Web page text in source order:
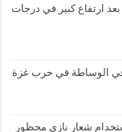
ارتفاع كبير في درجات
في الوساطة في حرب غزة
شعار نازي محظور